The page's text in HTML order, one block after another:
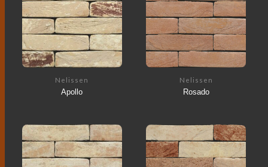
Nelissen
Apollo
Nelissen
Rosado